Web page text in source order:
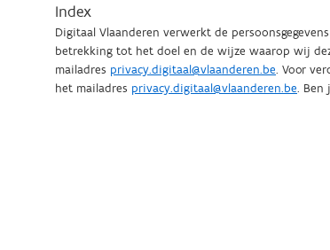
Index
Digitaal Vlaanderen verwerkt de
betrekking tot het doel en de wijze waarop wij
mailadres privacy.digitaal@vlaanderen.be. Voor verdere vragen of om je rechten uit te oefenen kun je ook contact opnemen met de functionaris voor gegevensbescherming van Digitaal Vlaanderen via
het mailadres privacy.digitaal@vlaanderen.be. Ben